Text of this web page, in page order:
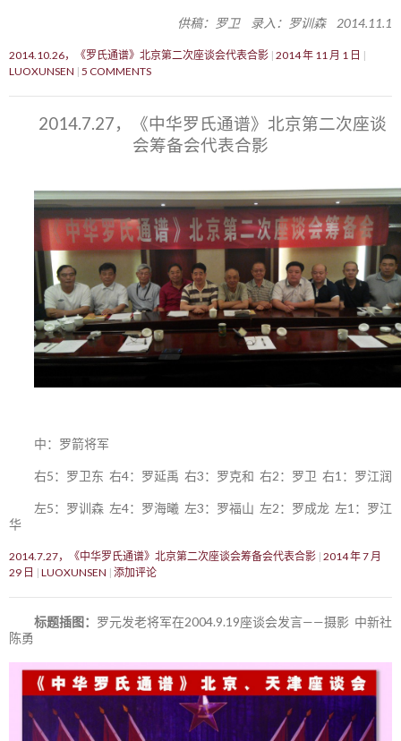
供稿：罗卫 录入：罗训森 2014.11.1
2014.10.26，《罗氏通谱》北京第二次座谈会代表合影 2014 年 11 月 1 日
LUOXUNSEN 5 COMMENTS
2014.7.27，《中华罗氏通谱》北京第二次座谈
会筹备会代表合影
中：罗箭将军
右5：罗卫东 右4：罗延禹 右3：罗克和 右2：罗卫 右1：罗江润
左5：罗训森 左4：罗海曦 左3：罗福山 左2：罗成龙 左1：罗江
华
2014.7.27，《中华罗氏通谱》北京第二次座谈会筹备会代表合影 2014 年 7 月
29 日
LUOXUNSEN 添加评论
标题插图： 罗元发老将军在2004.9.19座谈会发言——摄影 中新社
陈勇